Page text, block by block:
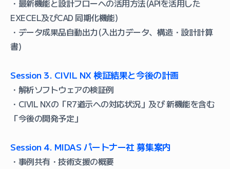
・最新機能と設計フローへの活用方法(APIを活用した
EXECEL及びCAD 同期化機能)
・データ成果品自動出力(入出力データ、構造・設計計算
書)
Session 3. CIVIL NX 検証結果と今後の計画
・解析ソフトウェアの検証例
・CIVIL NXの「R7道示への対応状況」及び 新機能を含む
「今後の開発予定」
Session 4. MIDAS パートナー社 募集案内
・事例共有・技術支援の概要